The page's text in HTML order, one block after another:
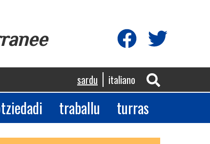
sardu italiano
traballu turras